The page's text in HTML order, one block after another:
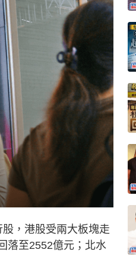
，港股受兩大板塊走
落至2552億元；北水